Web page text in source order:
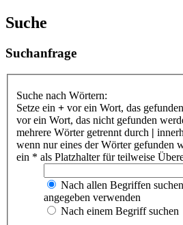
Suche
Suchanfrage
Suche nach Wörtern:
Setze ein + vor ein Wort, das
vor ein Wort, das nicht gefunden
mehrere Wörter getrennt durch |
wenn nur eines der Wörter gefunden
ein * als Platzhalter für teilweise
Nach allen Begriffen
angegeben verwenden
Nach einem Begriff suchen